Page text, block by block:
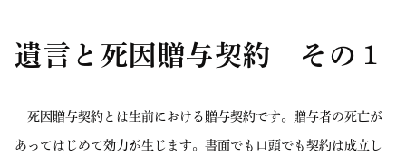
遺言と死因贈与契約 その１
死因贈与契約とは生前における贈与契約です。贈与者の死亡が
あってはじめて効力が生じます。書面でも口頭でも契約は成立し